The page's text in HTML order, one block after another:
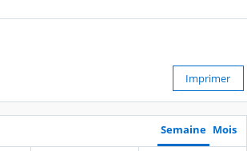
Imprimer
Semaine Mois